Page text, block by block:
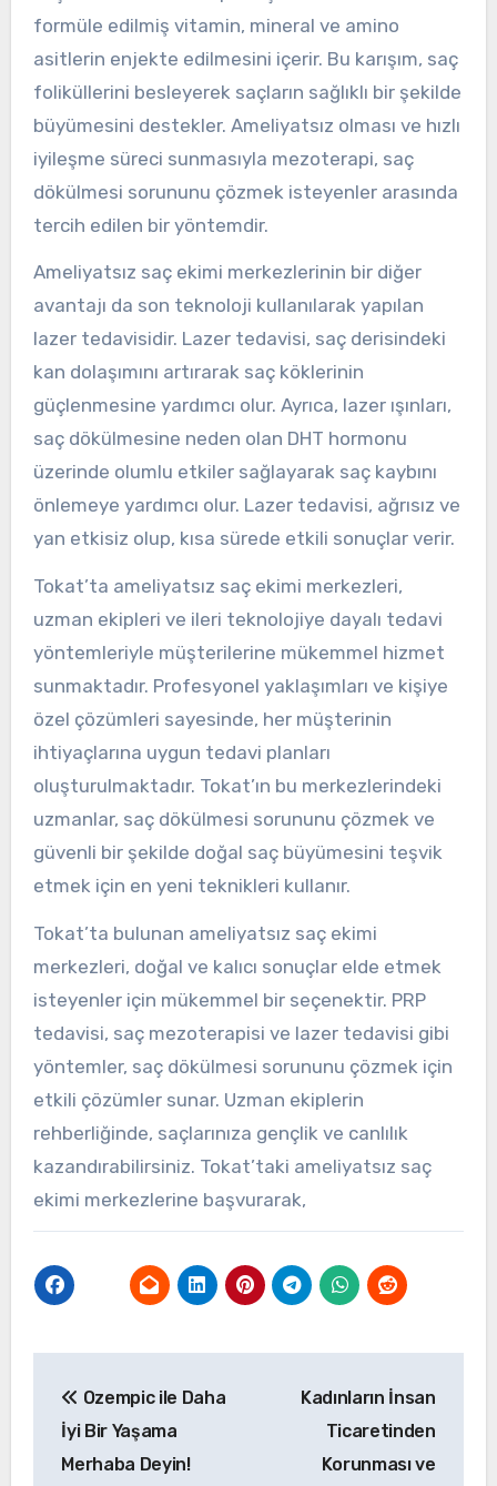
formüle edilmiş vitamin, mineral ve amino
asitlerin enjekte edilmesini içerir. Bu karışım, saç
foliküllerini besleyerek saçların sağlıklı bir şekilde
büyümesini destekler. Ameliyatsız olması ve hızlı
iyileşme süreci sunmasıyla mezoterapi, saç
dökülmesi sorununu çözmek isteyenler arasında
tercih edilen bir yöntemdir.
Ameliyatsız saç ekimi merkezlerinin bir diğer
avantajı da son teknoloji kullanılarak yapılan
lazer tedavisidir. Lazer tedavisi, saç derisindeki
kan dolaşımını artırarak saç köklerinin
güçlenmesine yardımcı olur. Ayrıca, lazer ışınları,
saç dökülmesine neden olan DHT hormonu
üzerinde olumlu etkiler sağlayarak saç kaybını
önlemeye yardımcı olur. Lazer tedavisi, ağrısız ve
yan etkisiz olup, kısa sürede etkili sonuçlar verir.
Tokat’ta ameliyatsız saç ekimi merkezleri,
uzman ekipleri ve ileri teknolojiye dayalı tedavi
yöntemleriyle müşterilerine mükemmel hizmet
sunmaktadır. Profesyonel yaklaşımları ve kişiye
özel çözümleri sayesinde, her müşterinin
ihtiyaçlarına uygun tedavi planları
oluşturulmaktadır. Tokat’ın bu merkezlerindeki
uzmanlar, saç dökülmesi sorununu çözmek ve
güvenli bir şekilde doğal saç büyümesini teşvik
etmek için en yeni teknikleri kullanır.
Tokat’ta bulunan ameliyatsız saç ekimi
merkezleri, doğal ve kalıcı sonuçlar elde etmek
isteyenler için mükemmel bir seçenektir. PRP
tedavisi, saç mezoterapisi ve lazer tedavisi gibi
yöntemler, saç dökülmesi sorununu çözmek için
etkili çözümler sunar. Uzman ekiplerin
rehberliğinde, saçlarınıza gençlik ve canlılık
kazandırabilirsiniz. Tokat’taki ameliyatsız saç
ekimi merkezlerine başvurarak,
gezinmesi
Ozempic ile Daha
İyi Bir Yaşama
Merhaba Deyin!
Kadınların İnsan
Ticaretinden
Korunması ve